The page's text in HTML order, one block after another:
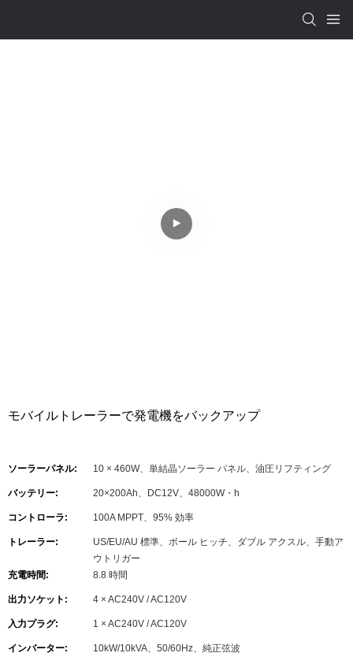
モバイルトレーラーで発電機をバックアップ
ソーラーパネル: 10 × 460W、単結晶ソーラー パネル、油圧リフティング
バッテリー: 20×200Ah、DC12V、48000W・h
コントローラ: 100A MPPT、95% 効率
トレーラー:
US/EU/AU 標準、ボール ヒッチ、ダブル アクスル、手動ア
ウトリガー
充電時間:
8.8 時間
出力ソケット: 4 × AC240V / AC120V
入力プラグ: 1 × AC240V / AC120V
インバーター: 10kW/10kVA、50/60Hz、純正弦波